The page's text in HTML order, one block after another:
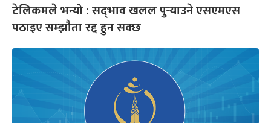
टेलिकमले भन्यो : सद्‍भाव खलल पुर्‍याउने एसएमएस
पठाइए सम्झौता रद्द हुन सक्छ